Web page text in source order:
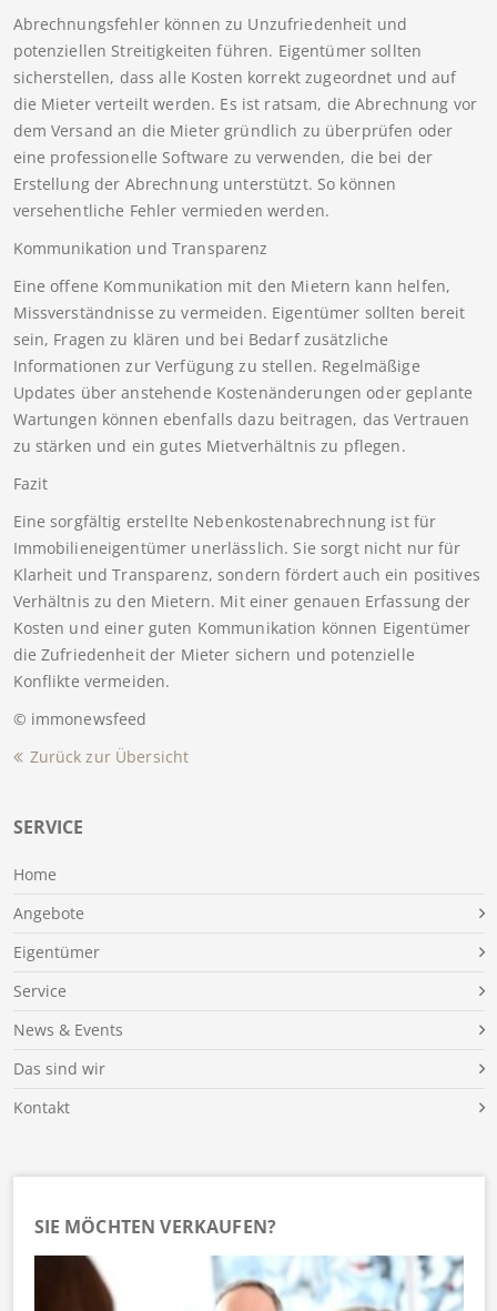
SERVICE
Home
Angebote
Eigentümer
Service
News & Events
Das sind wir
Kontakt
SIE MÖCHTEN VERKAUFEN?
Abrechnungsfehler können zu Unzufriedenheit und
potenziellen Streitigkeiten führen. Eigentümer sollten
sicherstellen, dass alle Kosten korrekt zugeordnet und auf
die Mieter verteilt werden. Es ist ratsam, die Abrechnung vor
dem Versand an die Mieter gründlich zu überprüfen oder
eine professionelle Software zu verwenden, die bei der
Erstellung der Abrechnung unterstützt. So können
versehentliche Fehler vermieden werden.
Kommunikation und Transparenz
Eine offene Kommunikation mit den Mietern kann helfen,
Missverständnisse zu vermeiden. Eigentümer sollten bereit
sein, Fragen zu klären und bei Bedarf zusätzliche
Informationen zur Verfügung zu stellen. Regelmäßige
Updates über anstehende Kostenänderungen oder geplante
Wartungen können ebenfalls dazu beitragen, das Vertrauen
zu stärken und ein gutes Mietverhältnis zu pflegen.
Fazit
Eine sorgfältig erstellte Nebenkostenabrechnung ist für
Immobilieneigentümer unerlässlich. Sie sorgt nicht nur für
Klarheit und Transparenz, sondern fördert auch ein positives
Verhältnis zu den Mietern. Mit einer genauen Erfassung der
Kosten und einer guten Kommunikation können Eigentümer
die Zufriedenheit der Mieter sichern und potenzielle
Konflikte vermeiden.
© immonewsfeed
Zurück zur Übersicht